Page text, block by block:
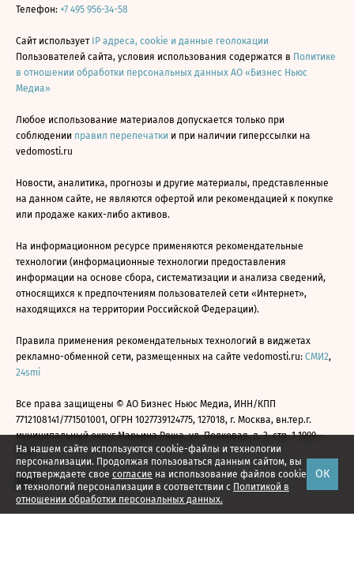
На нашем сайте используются cookie-файлы и технологии
персонализации. Продолжая пользоваться данным сайтом, вы
подтверждаете свое согласие на использование файлов cookie
и технологий персонализации в соответствии с Политикой в
отношении обработки персональных данных.
ОК
Телефон: +7 495 956-34-58
Сайт использует IP адреса, cookie и данные геолокации
Пользователей сайта, условия использования содержатся в Политике
в отношении обработки персональных данных АО «Бизнес Ньюс
Медиа»
Любое использование материалов допускается только при
соблюдении правил перепечатки и при наличии гиперссылки на
vedomosti.ru
Новости, аналитика, прогнозы и другие материалы, представленные
на данном сайте, не являются офертой или рекомендацией к покупке
или продаже каких-либо активов.
На информационном ресурсе применяются рекомендательные
технологии (информационные технологии предоставления
информации на основе сбора, систематизации и анализа сведений,
относящихся к предпочтениям пользователей сети «Интернет»,
находящихся на территории Российской Федерации).
Правила применения рекомендательных технологий в виджетах
рекламно-обменной сети, размещенных на сайте vedomosti.ru: СМИ2,
24smi
Все права защищены © АО Бизнес Ньюс Медиа, ИНН/КПП
7712108141/771501001, ОГРН 1027739124775, 127018, г. Москва, вн.тер.г.
муниципальный округ Марьина Роща, ул. Полковая, д. 3, стр. 1 1999—
2026